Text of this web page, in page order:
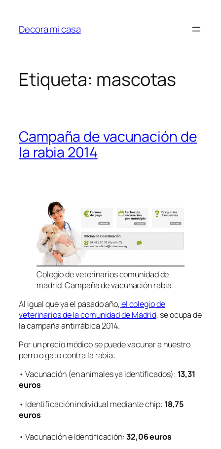
contenido
Decora mi casa
Etiqueta: mascotas
Campaña de vacunación de
la rabia 2014
Colegio de veterinarios comunidad de
madrid. Campaña de vacunación rabia.
Al igual que ya el pasado año,el colegio de
veterinarios de la comunidad de Madrid, se ocupa de
la campaña antirrábica 2014.
Por un precio módico se puede vacunar a nuestro
perro o gato contra la rabia:
• Vacunación (en animales ya identificados): 13,31
euros
• Identificación individual mediante chip: 18,75
euros
• Vacunación e Identificación: 32,06 euros